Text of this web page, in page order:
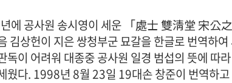
에 공사원 송시영이 세운 「處士 雙淸堂 宋
김상헌이 지은 쌍청부군 묘갈을 한글로 번역하
독이 어려워 대종중 공사원 일경 범섭의 뜻에 따
웠다. 1998년 8월 23일 19대손 창준이 번역하